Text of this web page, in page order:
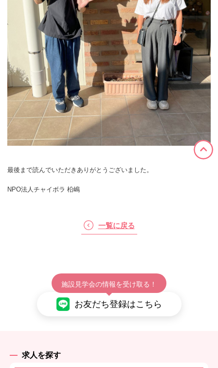
最後まで読んでいただきありがとうございました。
NPO法人チャイボラ 柗嶋
一覧に戻る
施設見学会の情報を受け取る！
お友だち登録はこちら
求人を探す